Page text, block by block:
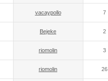
vacaypollo 7
Bejeke 2
riomolin 3
riomolin 26